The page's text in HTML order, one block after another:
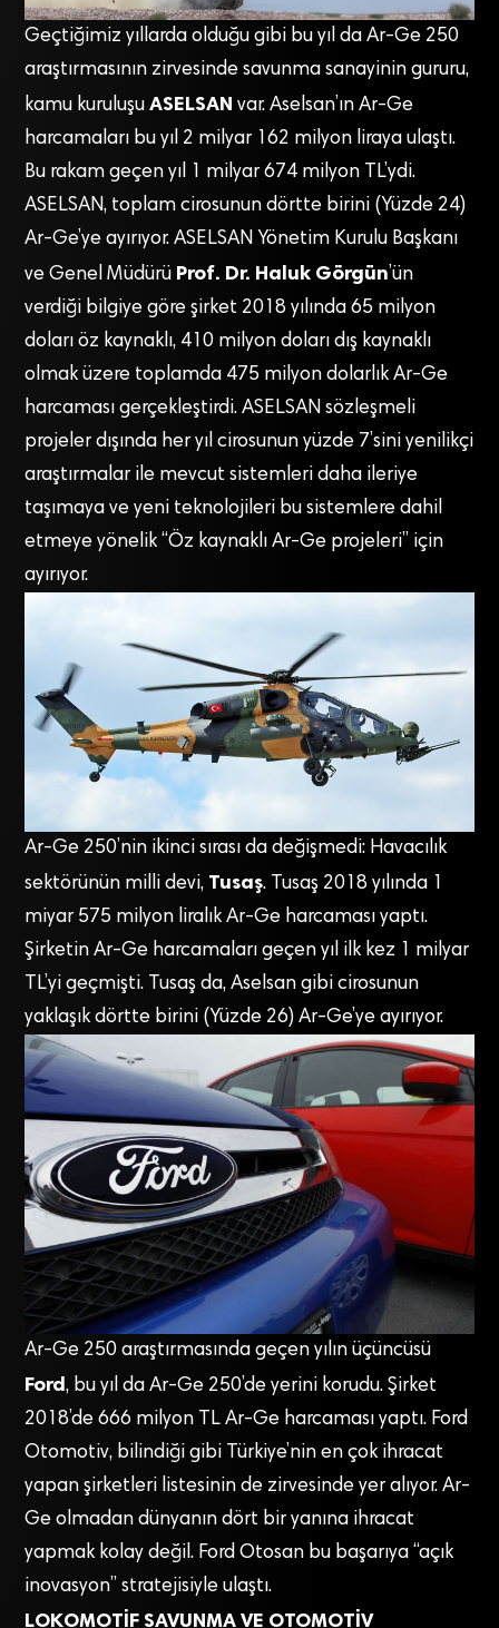
Geçtiğimiz yıllarda olduğu gibi bu yıl da Ar-Ge 250
araştırmasının zirvesinde savunma sanayinin gururu,
kamu kuruluşuASELSAN var. Aselsan’ın Ar-Ge
harcamaları bu yıl 2 milyar 162 milyon liraya ulaştı.
Bu rakam geçen yıl 1 milyar 674 milyon TL’ydi.
ASELSAN, toplam cirosunun dörtte birini (Yüzde 24)
Ar-Ge’ye ayırıyor. ASELSAN Yönetim Kurulu Başkanı
ve Genel Müdürü Prof. Dr. Haluk Görgün’ün
verdiği bilgiye göre şirket 2018 yılında 65 milyon
doları öz kaynaklı, 410 milyon doları dış kaynaklı
olmak üzere toplamda 475 milyon dolarlık Ar-Ge
harcaması gerçekleştirdi. ASELSAN sözleşmeli
projeler dışında her yıl cirosunun yüzde 7’sini yenilikçi
araştırmalar ile mevcut sistemleri daha ileriye
taşımaya ve yeni teknolojileri bu sistemlere dahil
etmeye yönelik “Öz kaynaklı Ar-Ge projeleri” için
ayırıyor.
Ar-Ge 250’nin ikinci sırası da değişmedi: Havacılık
sektörünün milli devi, Tusaş. Tusaş 2018 yılında 1
miyar 575 milyon liralık Ar-Ge harcaması yaptı.
Şirketin Ar-Ge harcamaları geçen yıl ilk kez 1 milyar
TL’yi geçmişti. Tusaş da, Aselsan gibi cirosunun
yaklaşık dörtte birini (Yüzde 26) Ar-Ge’ye ayırıyor.
Ar-Ge 250 araştırmasında geçen yılın üçüncüsü
Ford, bu yıl da Ar-Ge 250’de yerini korudu. Şirket
2018’de 666 milyon TL Ar-Ge harcaması yaptı. Ford
Otomotiv, bilindiği gibi Türkiye’nin en çok ihracat
yapan şirketleri listesinin de zirvesinde yer alıyor. Ar-
Ge olmadan dünyanın dört bir yanına ihracat
yapmak kolay değil. Ford Otosan bu başarıya “açık
inovasyon” stratejisiyle ulaştı.
LOKOMOTİF SAVUNMA VE OTOMOTİV